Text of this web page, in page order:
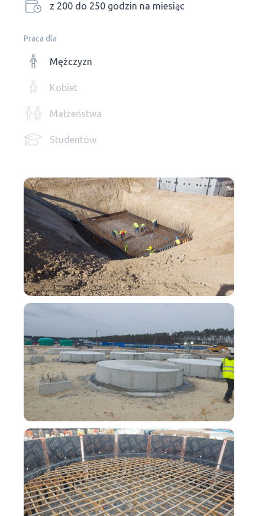
z 200 do 250 godzin na miesiąc
Praca dla
Mężczyzn
Kobiet
Małżeństwa
Studentów